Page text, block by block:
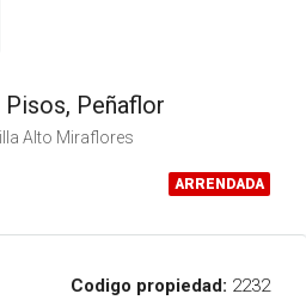
Pisos, Peñaflor
Alto Miraflores
ARRENDADA
Codigo propiedad: 2232